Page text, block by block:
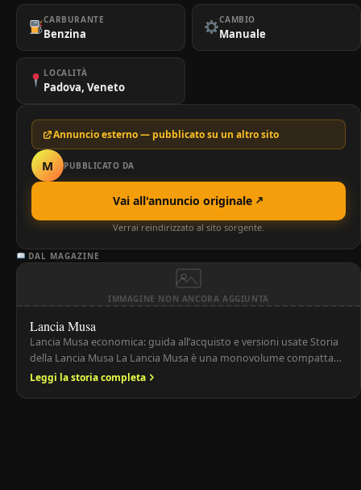
CARBURANTE
Benzina
CAMBIO
Manuale
LOCALITÀ
Padova, Veneto
Annuncio esterno — pubblicato su un altro sito
M PUBBLICATO DA
Vai all'annuncio originale
Verrai reindirizzato al sito sorgente.
DAL MAGAZINE
IMMAGINE NON ANCORA AGGIUNTA
Lancia Musa
Lancia Musa economica: guida all’acquisto e versioni usate Storia
della Lancia Musa La Lancia Musa è una monovolume compatta
prodotta dal 2004 al 2012, sviluppata sul pianale della Fiat Idea ma
Leggi la storia completa